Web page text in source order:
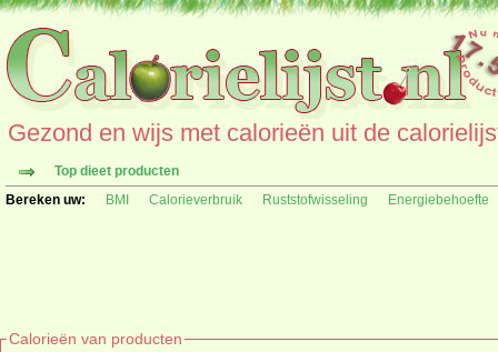
Gezond en wijs met calorieën uit de
Top dieet producten
Bereken uw:
BMI Calorieverbruik Ruststofwisseling Energiebehoefte
Calorieën van producten